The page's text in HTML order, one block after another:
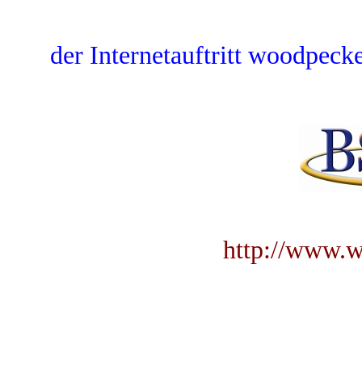
der Internetauftritt
http://